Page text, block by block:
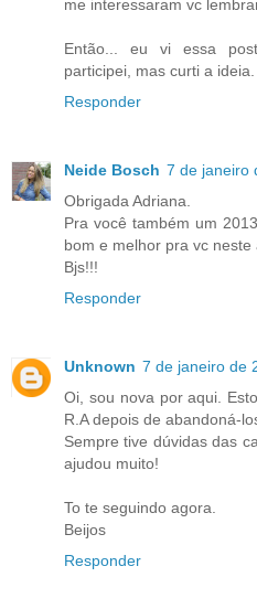
me interessaram vc
Então... eu vi essa
participei, mas curti a
Responder
Neide Bosch 7 de janeiro
Obrigada Adriana.
Pra você também um
bom e melhor pra vc neste
Bjs!!!
Responder
Unknown 7 de janeiro de
Oi, sou nova por aqui.
R.A depois de abandoná-
Sempre tive dúvidas das
ajudou muito!
To te seguindo agora.
Beijos
Responder